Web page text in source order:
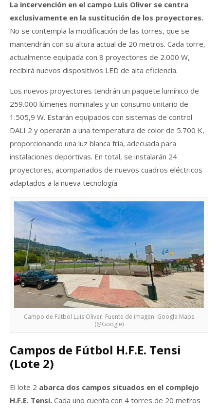
La intervención en el campo Luis Oliver se centra
exclusivamente en la sustitución de los proyectores.
No se contempla la modificación de las torres, que se
mantendrán con su altura actual de 20 metros. Cada torre,
actualmente equipada con 8 proyectores de 2.000 W,
recibirá nuevos dispositivos LED de alta eficiencia.
Los nuevos proyectores tendrán un paquete lumínico de
259.000 lúmenes nominales y un consumo unitario de
1.505,9 W. Estarán equipados con sistemas de control
DALI 2 y operarán a una temperatura de color de 5.700 K,
proporcionando una luz blanca fría, adecuada para
instalaciones deportivas. En total, se instalarán 24
proyectores, acompañados de nuevos cuadros eléctricos
adaptados a la nueva tecnología.
Campo de Fútbol Luis Oliver. Fuente de imagen: Google Maps
(@Google)
Campos de Fútbol H.F.E. Tensi
(Lote 2)
El lote 2 abarca dos campos situados en el complejo
H.F.E. Tensi. Cada uno cuenta con 4 torres de 20 metros